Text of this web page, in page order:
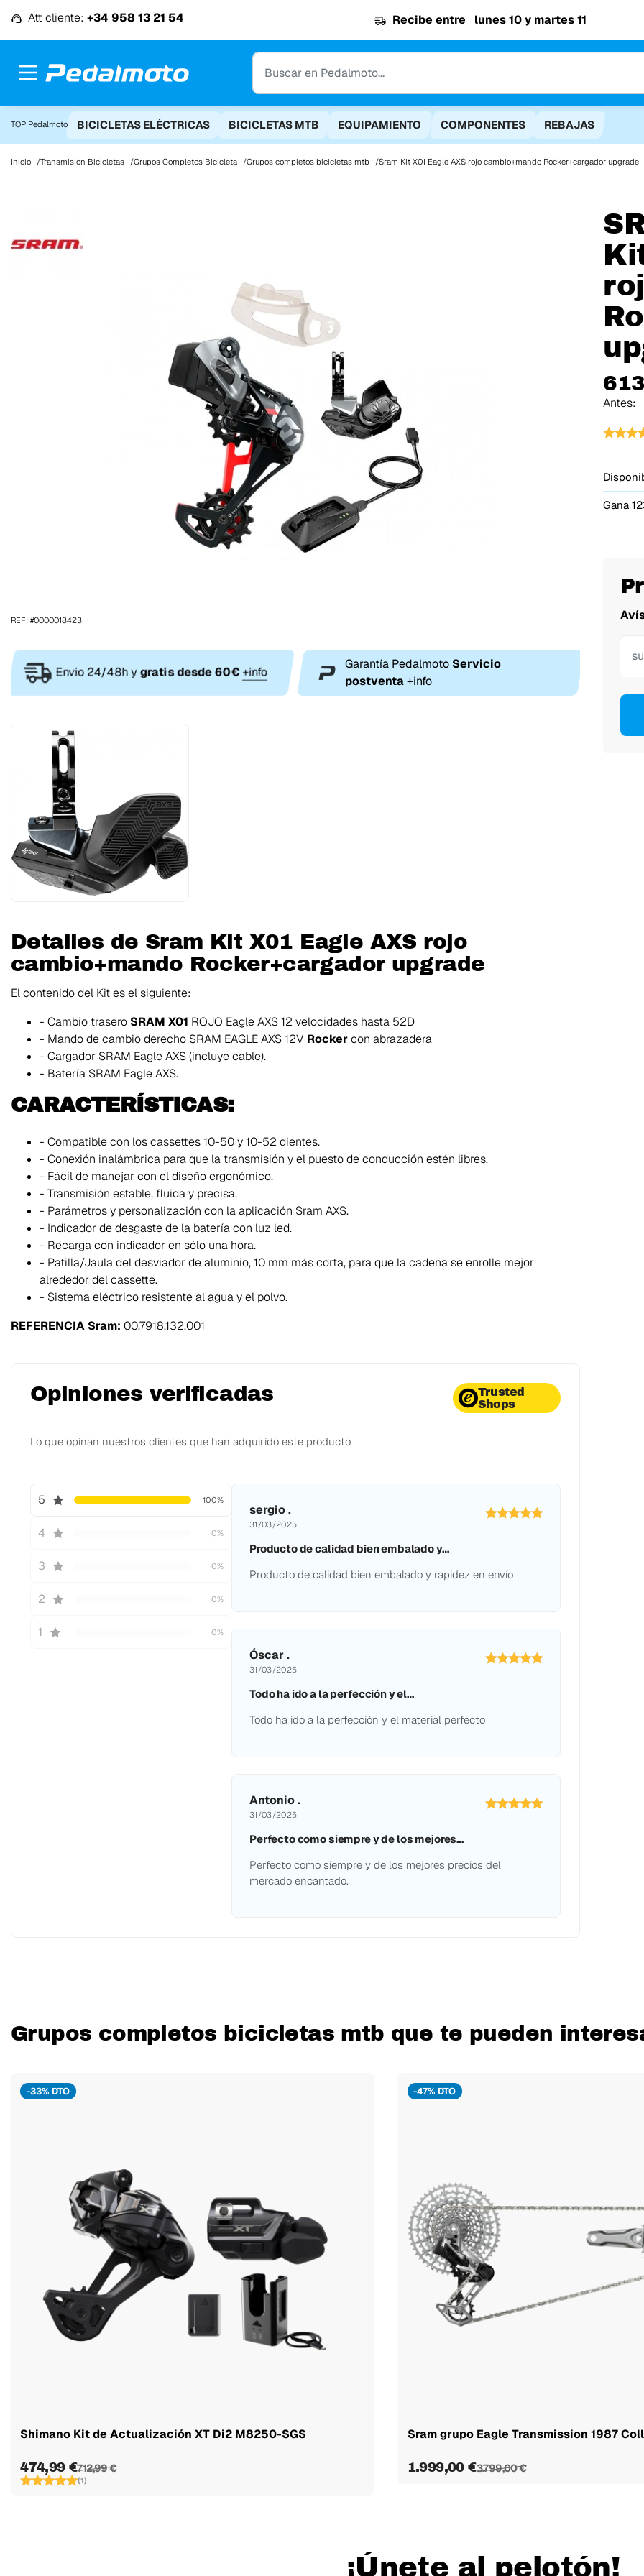
Att cliente: +34 958 13 21 54 Recibe entre lunes 10 y martes 11
TOP Pedalmoto BICICLETAS ELÉCTRICAS BICICLETAS MTB EQUIPAMIENTO COMPONENTES REBAJAS
Inicio Transmision Bicicletas Grupos Completos Bicicleta Grupos completos bicicletas mtb Sram Kit X01 Eagle AXS rojo cambio+mando Rocker+cargador upgrade
Antes:
Gana
REF: #0000018423
Envio 24/48h ygratis desde 60€ +info
Garantía Pedalmoto Servicio
postventa +info
Detalles de Sram Kit X01 Eagle AXS rojo
cambio+mando Rocker+cargador upgrade
El contenido del Kit es el siguiente:
- Cambio trasero SRAM X01 ROJO Eagle AXS 12 velocidades hasta 52D
- Mando de cambio derecho SRAM EAGLE AXS 12V Rockercon abrazadera
- Cargador SRAM Eagle AXS (incluye cable).
- Batería SRAM Eagle AXS.
CARACTERÍSTICAS:
- Compatible con los cassettes 10-50 y 10-52 dientes.
- Conexión inalámbrica para que la transmisión y el puesto de conducción estén libres.
- Fácil de manejar con el diseño ergonómico.
- Transmisión estable, fluida y precisa.
- Parámetros y personalización con la aplicación Sram AXS.
- Indicador de desgaste de la batería con luz led.
- Recarga con indicador en sólo una hora.
- Patilla/Jaula del desviador de aluminio, 10 mm más corta, para que la cadena se enrolle mejor
alrededor del cassette.
- Sistema eléctrico resistente al agua y el polvo.
REFERENCIA Sram: 00.7918.132.001
Opiniones verificadas
Trusted
Shops
Lo que opinan nuestros clientes que han adquirido este producto
5 100%
4 0%
3 0%
2 0%
1 0%
sergio .
31/03/2025
Producto de calidad bien embalado y…
Producto de calidad bien embalado y rapidez en envío
Óscar .
31/03/2025
Todo ha ido a la perfección y el…
Todo ha ido a la perfección y el material perfecto
Antonio .
31/03/2025
Perfecto como siempre y de los mejores…
Perfecto como siempre y de los mejores precios del
mercado encantado.
Grupos completos bicicletas mtb que te pueden
-33% DTO
Shimano Kit de Actualización XT Di2 M8250-SGS
474,99 €712,99 €
(1)
-47% DTO
Sram grupo Eagle Transmission 1987
1.999,00 €3.799,00 €
¡Únete al pelotón!